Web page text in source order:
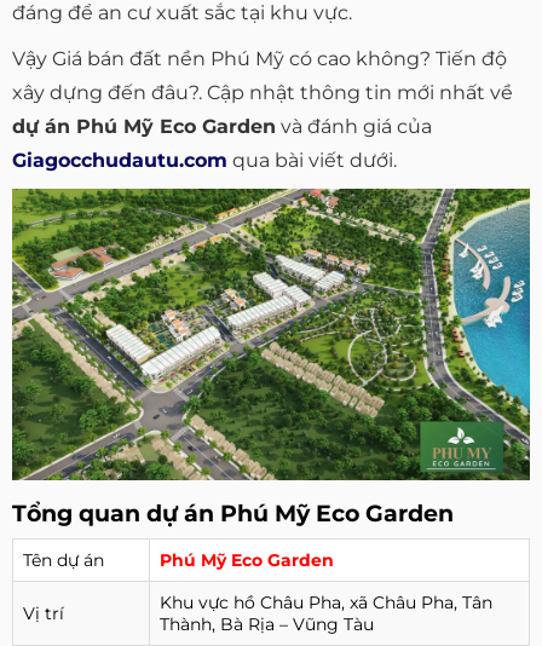
đáng để an cư xuất sắc tại khu vực.
Vậy Giá bán đất nền Phú Mỹ có cao không? Tiến độ
xây dựng đến đâu?. Cập nhật thông tin mới nhất về
dự án Phú Mỹ Eco Garden và đánh giá của
Giagocchudautu.com qua bài viết dưới.
Tổng quan dự án Phú Mỹ Eco Garden
Tên dự án Phú Mỹ Eco Garden
Vị trí
Khu vực hồ Châu Pha, xã Châu Pha, Tân
Thành, Bà Rịa – Vũng Tàu